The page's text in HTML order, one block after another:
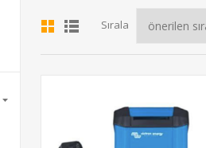
Sırala